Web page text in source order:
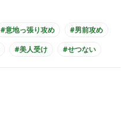
#意地っ張り攻め
#男前攻め
#美人受け
#せつない